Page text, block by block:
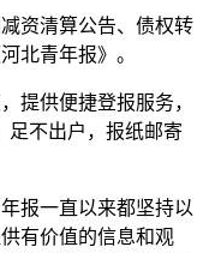
资清算公告、债权转
北青年报》。
提供便捷登报服务，
足不出户，报纸邮寄
报一直以来都坚持以
有价值的信息和观